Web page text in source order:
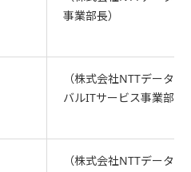
事業部長）
（株式会社NTTデータ
バルITサービス事業部長
（株式会社NTTデータ